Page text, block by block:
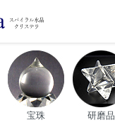
宝珠 研磨品